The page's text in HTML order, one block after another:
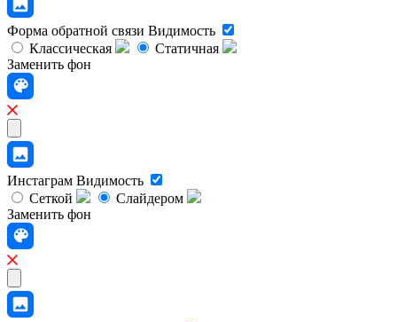
Форма обратной связи Видимость
Классическая
Статичная
Заменить фон
Инстаграм Видимость
Сеткой
Слайдером
Заменить фон